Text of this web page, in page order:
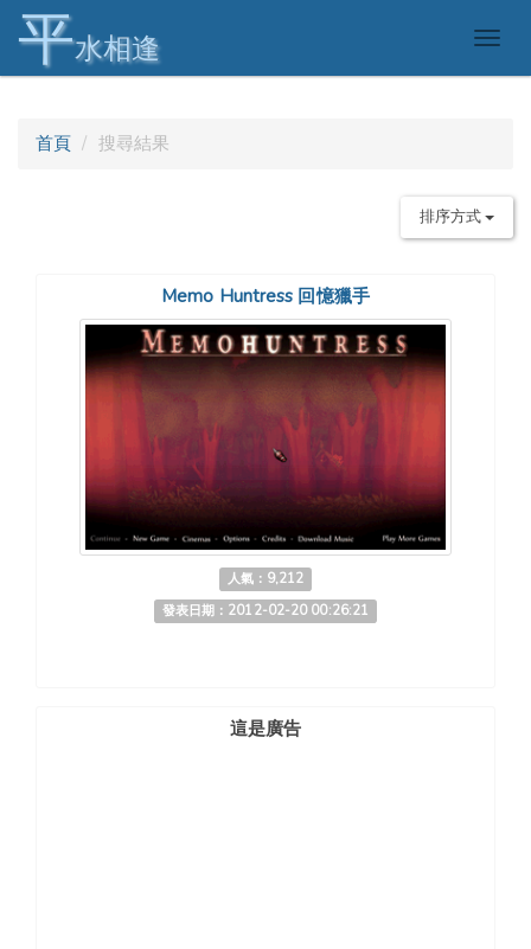
平水相逢
首頁 搜尋結果
排序方式
Memo Huntress 回憶獵手
人氣：9,212
發表日期：2012-02-20 00:26:21
這是廣告